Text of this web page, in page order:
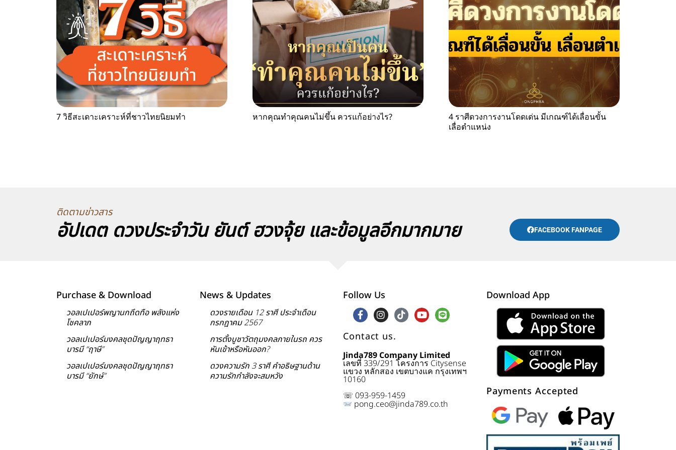
7 วิธีสะเดาะเคราะห์ที่ชาวไทยนิยมทำ หากคุณทำคุณคนไม่ขึ้น ควรแก้อย่างไร?
4 ราศีดวงการงานโดดเด่น มีเกณฑ์ได้เลื่อนขั้น
เลื่อตำแหน่ง
ติดตามข่าวสาร
อัปเดต ดวงประจำวัน ยันต์ ฮวงจุ้ย และข้อมูลอีกมากมาย FACEBOOK FANPAGE
Purchase & Download
วอลเปเปอร์พญานกถึดทือ พลังแห่ง
โชคลาภ
วอลเปเปอร์มงคลชุดปัญญาฤทธา
บารมี “ฤาษี”
วอลเปเปอร์มงคลชุดปัญญาฤทธา
บารมี “ยักษ์”
News & Updates
ดวงรายเดือน 12 ราศี ประจำเดือน
กรกฎาคม 2567
การตั้งบูชาวัตถุมงคลภายในรถ ควร
หันเข้าหรือหันออก?
ดวงความรัก 3 ราศี คำอธิษฐานด้าน
ความรักกำลังจะสมหวัง
Follow Us
Contact us.
Jinda789 Company Limited
เลขที่ 339/291 โครงการ Citysense
แขวง หลักสอง เขตบางแค กรุงเทพฯ
10160
☏ 093-959-1459
pong.ceo@jinda789.co.th
Download App
Payments Accepted